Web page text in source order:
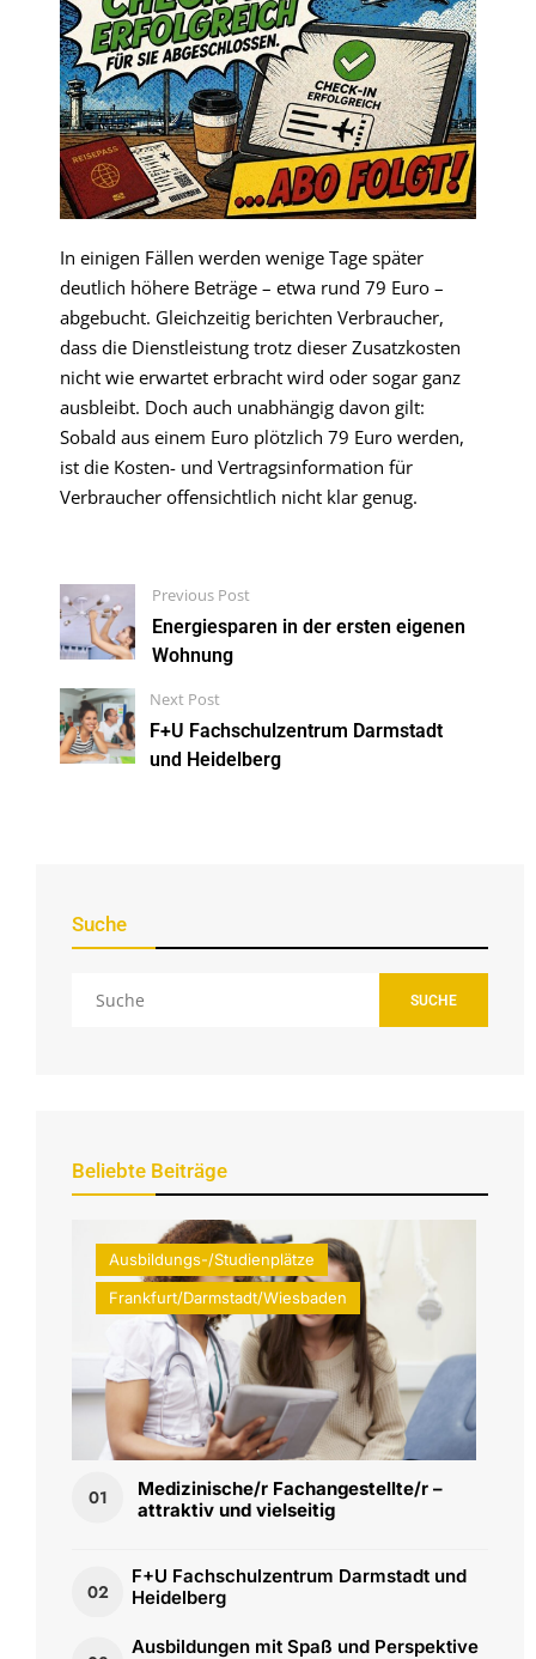
In einigen Fällen werden wenige Tage später
deutlich höhere Beträge – etwa rund 79 Euro –
abgebucht. Gleichzeitig berichten Verbraucher,
dass die Dienstleistung trotz dieser Zusatzkosten
nicht wie erwartet erbracht wird oder sogar ganz
ausbleibt. Doch auch unabhängig davon gilt:
Sobald aus einem Euro plötzlich 79 Euro werden,
ist die Kosten- und Vertragsinformation für
Verbraucher offensichtlich nicht klar genug.
Previous Post
Energiesparen in der ersten eigenen
Wohnung
Next Post
F+U Fachschulzentrum Darmstadt
und Heidelberg
Suche
SUCHE
Beliebte Beiträge
Ausbildungs-/Studienplätze
Frankfurt/Darmstadt/Wiesbaden
01
Medizinische/r Fachangestellte/r –
attraktiv und vielseitig
02
F+U Fachschulzentrum Darmstadt und
Heidelberg
Ausbildungen mit Spaß und Perspektive